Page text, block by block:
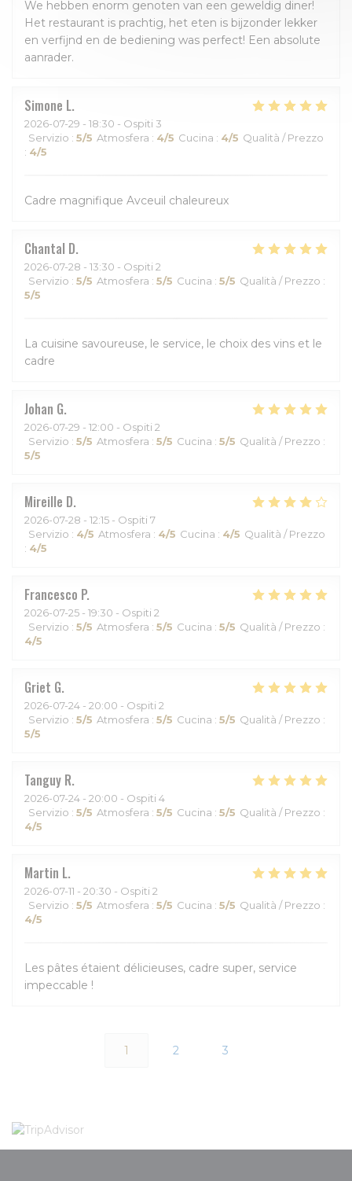
We hebben enorm genoten van een geweldig diner!
Het restaurant is prachtig, het eten is bijzonder lekker
en verfijnd en de bediening was perfect! Een absolute
aanrader.
Simone L
2026-07-29 - 18:30 - Ospiti 3
Servizio : 5/5 Atmosfera : 4/5 Cucina : 4/5 Qualità / Prezzo
: 4/5
Cadre magnifique Avceuil chaleureux
Chantal D
2026-07-28 - 13:30 - Ospiti 2
Servizio : 5/5 Atmosfera : 5/5 Cucina : 5/5 Qualità / Prezzo :
5/5
La cuisine savoureuse, le service, le choix des vins et le
cadre
Johan G
2026-07-29 - 12:00 - Ospiti 2
Servizio : 5/5 Atmosfera : 5/5 Cucina : 5/5 Qualità / Prezzo :
5/5
Mireille D
2026-07-28 - 12:15 - Ospiti 7
Servizio : 4/5 Atmosfera : 4/5 Cucina : 4/5 Qualità / Prezzo
: 4/5
Francesco P
2026-07-25 - 19:30 - Ospiti 2
Servizio : 5/5 Atmosfera : 5/5 Cucina : 5/5 Qualità / Prezzo :
4/5
Griet G
2026-07-24 - 20:00 - Ospiti 2
Servizio : 5/5 Atmosfera : 5/5 Cucina : 5/5 Qualità / Prezzo :
5/5
Tanguy R
2026-07-24 - 20:00 - Ospiti 4
Servizio : 5/5 Atmosfera : 5/5 Cucina : 5/5 Qualità / Prezzo :
4/5
Martin L
2026-07-11 - 20:30 - Ospiti 2
Servizio : 5/5 Atmosfera : 5/5 Cucina : 5/5 Qualità / Prezzo :
4/5
Les pâtes étaient délicieuses, cadre super, service
impeccable !
1 2 3